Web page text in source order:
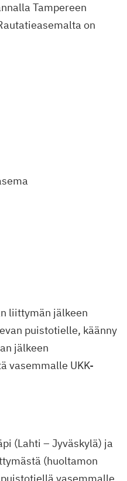
Tampereen
on
liittymän jälkeen
puistotielle, käänny
jälkeen
vasemmalle UKK-
(Lahti – Jyväskylä) ja
(huoltamon